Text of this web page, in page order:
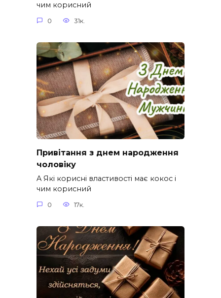
чим корисний
0 31к.
Привітання з днем народження
чоловіку
A Які корисні властивості має кокос і
чим корисний
0 17к.